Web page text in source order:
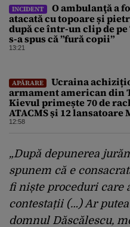
INCIDENT
O ambulanţă a
atacată cu topoare și
după ce într-un clip de
s-a spus că ”fură copii”
13:21
APĂRARE
Ucraina
armament american din
Kievul primește 70 de
ATACMS și 12 lansatoare
12:58
„După depunerea
spunem că e
fi niște proceduri care
contestații (…) Ar
domnul Dăscălescu,